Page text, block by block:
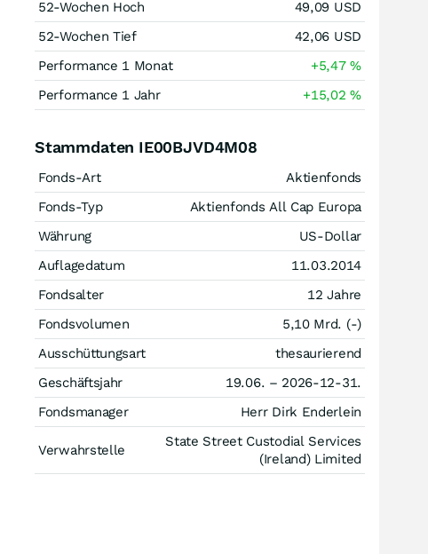
52-Wochen Hoch
49,09 USD
52-Wochen Tief
42,06 USD
Performance 1 Monat
+5,47%
Performance 1 Jahr
+15,02%
Stammdaten IE00BJVD4M08
Fonds-Art
Aktienfonds
Fonds-Typ
Aktienfonds All Cap Europa
Währung
US-Dollar
Auflagedatum
11.03.2014
Fondsalter
12 Jahre
Fondsvolumen
5,10 Mrd. (-)
Ausschüttungsart
thesaurierend
Geschäftsjahr
19.06. – 2026-12-31.
Fondsmanager
Herr Dirk Enderlein
Verwahrstelle
State Street Custodial Services
(Ireland) Limited